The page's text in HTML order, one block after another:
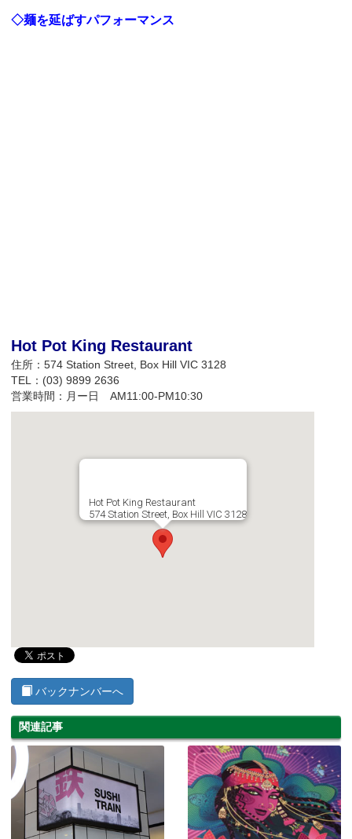
◇麺を延ばすパフォーマンス
Hot Pot King Restaurant
住所：574 Station Street, Box Hill VIC 3128
TEL： (03) 9899 2636
営業時間：月ー日 AM11:00-PM10:30
Hot Pot King Restaurant
574 Station Street, Box Hill VIC 3128
バックナンバーへ
関連記事